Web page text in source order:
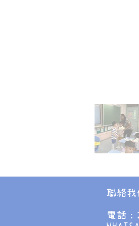
聯絡
電話